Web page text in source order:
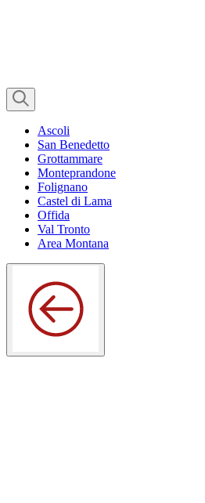
Ascoli
San Benedetto
Grottammare
Monteprandone
Folignano
Castel di Lama
Offida
Val Tronto
Area Montana